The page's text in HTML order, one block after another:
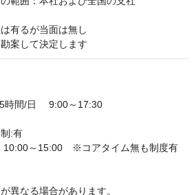
有るが当面は無し
案して決定します
/日 　9:00～17:30
:有
～15:00　※コアタイム無も制度有
異なる場合があります。